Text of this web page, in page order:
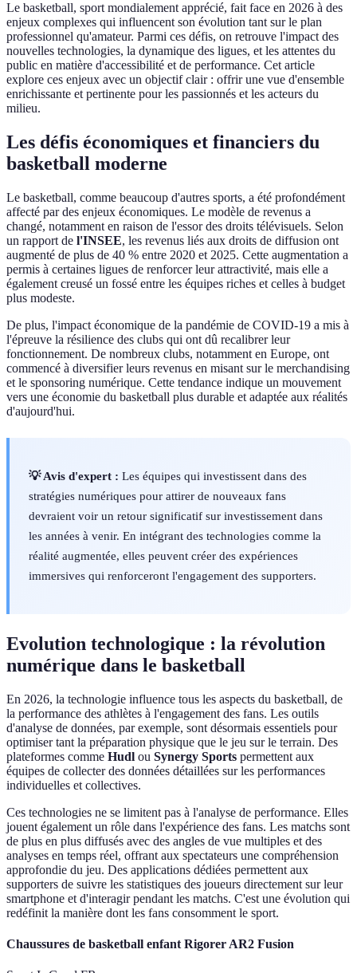
Le basketball, sport mondialement apprécié, fait face en 2026 à des
enjeux complexes qui influencent son évolution tant sur le plan
professionnel qu'amateur. Parmi ces défis, on retrouve l'impact des
nouvelles technologies, la dynamique des ligues, et les attentes du
public en matière d'accessibilité et de performance. Cet article
explore ces enjeux avec un objectif clair : offrir une vue d'ensemble
enrichissante et pertinente pour les passionnés et les acteurs du
milieu.
Les défis économiques et financiers du
basketball moderne
Le basketball, comme beaucoup d'autres sports, a été profondément
affecté par des enjeux économiques. Le modèle de revenus a
changé, notamment en raison de l'essor des droits télévisuels. Selon
un rapport de l'INSEE, les revenus liés aux droits de diffusion ont
augmenté de plus de 40 % entre 2020 et 2025. Cette augmentation a
permis à certaines ligues de renforcer leur attractivité, mais elle a
également creusé un fossé entre les équipes riches et celles à budget
plus modeste.
De plus, l'impact économique de la pandémie de COVID-19 a mis à
l'épreuve la résilience des clubs qui ont dû recalibrer leur
fonctionnement. De nombreux clubs, notamment en Europe, ont
commencé à diversifier leurs revenus en misant sur le merchandising
et le sponsoring numérique. Cette tendance indique un mouvement
vers une économie du basketball plus durable et adaptée aux réalités
d'aujourd'hui.
💡 Avis d'expert : Les équipes qui investissent dans des
stratégies numériques pour attirer de nouveaux fans
devraient voir un retour significatif sur investissement dans
les années à venir. En intégrant des technologies comme la
réalité augmentée, elles peuvent créer des expériences
immersives qui renforceront l'engagement des supporters.
Evolution technologique : la révolution
numérique dans le basketball
En 2026, la technologie influence tous les aspects du basketball, de
la performance des athlètes à l'engagement des fans. Les outils
d'analyse de données, par exemple, sont désormais essentiels pour
optimiser tant la préparation physique que le jeu sur le terrain. Des
plateformes comme Hudl ou Synergy Sports permettent aux
équipes de collecter des données détaillées sur les performances
individuelles et collectives.
Ces technologies ne se limitent pas à l'analyse de performance. Elles
jouent également un rôle dans l'expérience des fans. Les matchs sont
de plus en plus diffusés avec des angles de vue multiples et des
analyses en temps réel, offrant aux spectateurs une compréhension
approfondie du jeu. Des applications dédiées permettent aux
supporters de suivre les statistiques des joueurs directement sur leur
smartphone et d'interagir pendant les matchs. C'est une évolution qui
redéfinit la manière dont les fans consomment le sport.
Chaussures de basketball enfant Rigorer AR2 Fusion